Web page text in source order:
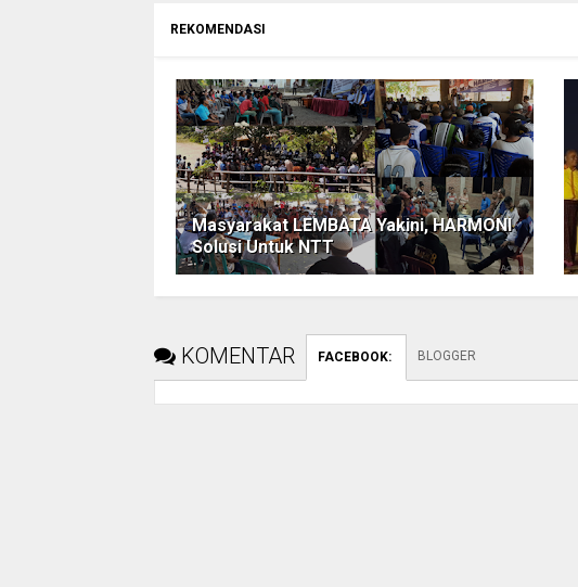
REKOMENDASI
Masyarakat LEMBATA Yakini, HARMONI
Solusi Untuk NTT
KOMENTAR FACEBOOK: BLOGGER